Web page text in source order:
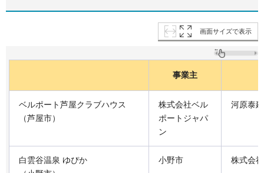
画面サイズで表示
事業主
ベルポート芦屋クラブハウス
（芦屋市）
株式会社ベル
ポートジャパ
ン
河原泰
白雲谷温泉 ゆぴか
小野市 株式会